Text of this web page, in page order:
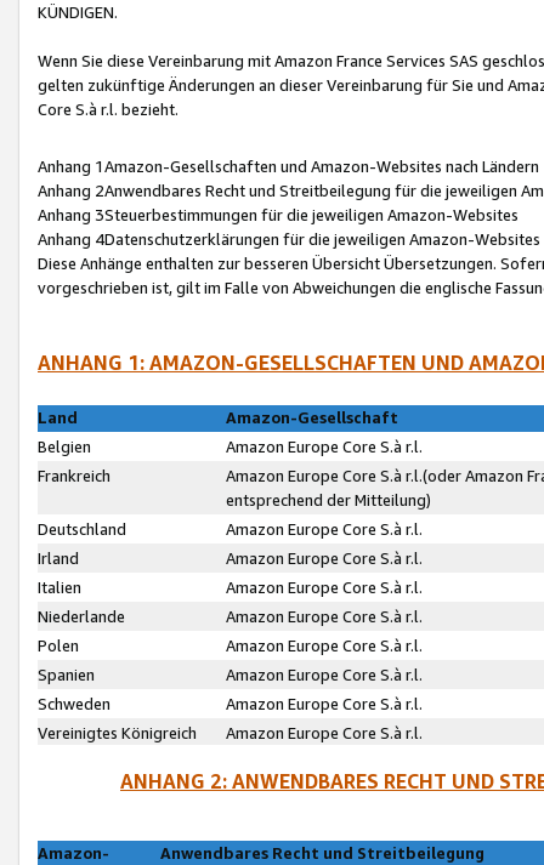
KÜNDIGEN.
Wenn Sie diese Vereinbarung mit Amazon France Services SAS
gelten zukünftige Änderungen an dieser Vereinbarung für Sie und
Core S.à r.l. bezieht.
Anhang 1Amazon-Gesellschaften und Amazon-Websites nach Ländern
Anhang 2Anwendbares Recht und Streitbeilegung für die jeweiligen
Anhang 3Steuerbestimmungen für die jeweiligen Amazon-Websites
Anhang 4Datenschutzerklärungen für die jeweiligen Amazon-Websites
Diese Anhänge enthalten zur besseren Übersicht Übersetzungen.
vorgeschrieben ist, gilt im Falle von Abweichungen die englische
ANHANG 1: AMAZON-GESELLSCHAFTEN UND
Land
Amazon-Gesellschaft
Belgien
Amazon Europe Core S.à r.l.
Frankreich
Amazon Europe Core S.à r.l.(oder Amazon
entsprechend der Mitteilung)
Deutschland
Amazon Europe Core S.à r.l.
Irland
Amazon Europe Core S.à r.l.
Italien
Amazon Europe Core S.à r.l.
Niederlande
Amazon Europe Core S.à r.l.
Polen
Amazon Europe Core S.à r.l.
Spanien
Amazon Europe Core S.à r.l.
Schweden
Amazon Europe Core S.à r.l.
Vereinigtes Königreich
Amazon Europe Core S.à r.l.
ANHANG 2: ANWENDBARES RECHT UND
Amazon-
Anwendbares Recht und Streitbeilegung